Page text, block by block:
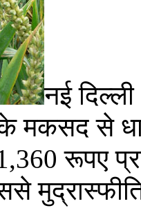
नई
के मकसद से
रूपए